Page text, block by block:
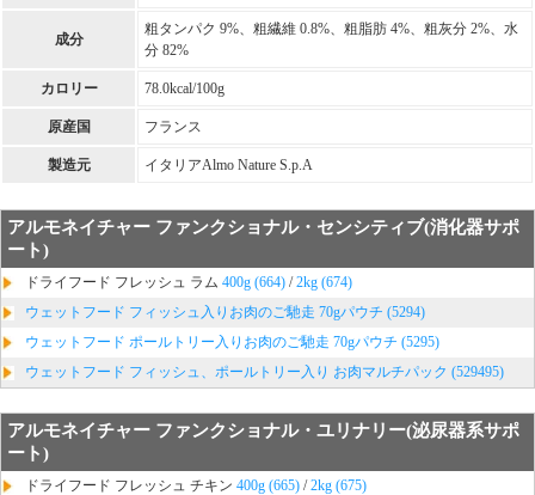
成分
粗タンパク 9%、粗繊維 0.8%、粗脂肪 4%、粗灰分 2%、水
分 82%
カロリー 78.0kcal/100g
原産国 フランス
製造元 イタリアAlmo Nature S.p.A
アルモネイチャー ファンクショナル・センシティブ(消化器サポ
ート)
ドライフード フレッシュ ラム 400g (664) /2kg (674)
ウェットフード フィッシュ入りお肉のご馳走 70gパウチ (5294)
ウェットフード ポールトリー入りお肉のご馳走 70gパウチ (5295)
ウェットフード フィッシュ、ポールトリー入り お肉マルチパック (529495)
アルモネイチャー ファンクショナル・ユリナリー(泌尿器系サポ
ート)
ドライフード フレッシュ チキン 400g (665) /2kg (675)